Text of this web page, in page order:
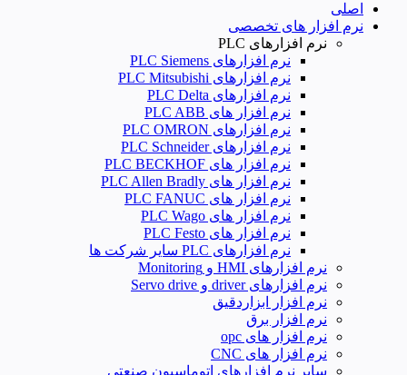
اصلی
نرم افزار های تخصصی
نرم افزارهای PLC
نرم افزارهای PLC Siemens
نرم افزارهای PLC Mitsubishi
نرم‌ افزارهای PLC Delta
نرم افزار های PLC ABB
نرم افزارهای PLC OMRON
نرم افزارهای PLC Schneider
نرم افزار های PLC BECKHOF
نرم افزار های PLC Allen Bradly
نرم افزار های PLC FANUC
نرم افزار های PLC Wago
نرم افزار های PLC Festo
نرم افزارهای PLC سایر شرکت ها
نرم افزارهای HMI و Monitoring
نرم افزارهای driver و Servo drive
نرم افزار ابزاردقیق
نرم افزار برق
نرم افزار های opc
نرم افزار های CNC
سایر نرم افزارهای اتوماسیون صنعتی